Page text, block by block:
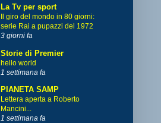
La Tv per sport
Il giro del mondo in 80 giorni:
serie Rai a pupazzi del 1972
3 giorni fa
Storie di Premier
hello world
1 settimana fa
PIANETA SAMP
Lettera aperta a Roberto
Mancini...
1 settimana fa